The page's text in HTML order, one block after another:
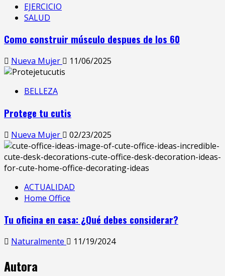
EJERCICIO
SALUD
Como construir músculo despues de los 60
Nueva Mujer 11/06/2025
BELLEZA
Protege tu cutis
Nueva Mujer 02/23/2025
ACTUALIDAD
Home Office
Tu oficina en casa: ¿Qué debes considerar?
Naturalmente 11/19/2024
Autora